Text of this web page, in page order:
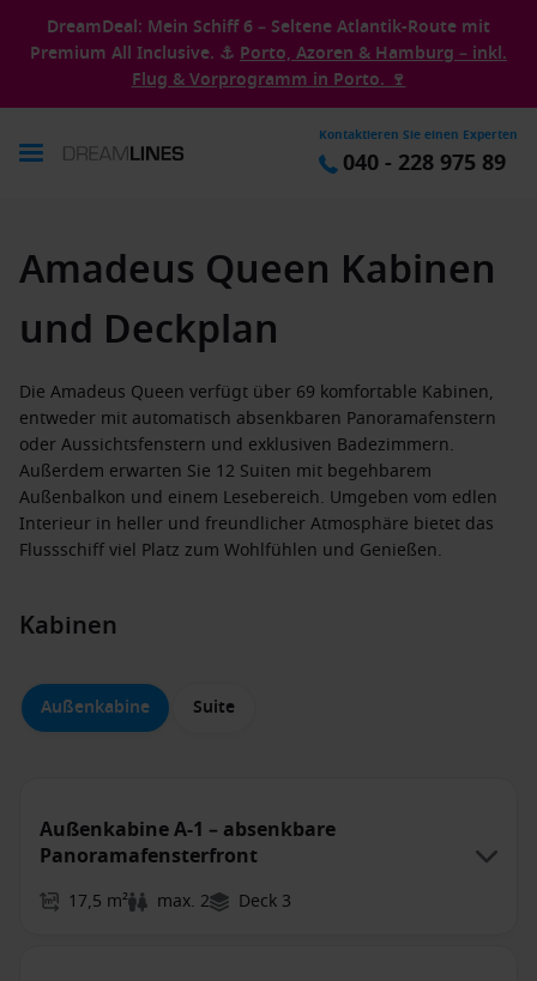
DreamDeal: Mein Schiff 6 – Seltene Atlantik-Route mit
Premium All Inclusive. ⚓ Porto, Azoren & Hamburg – inkl.
Flug & Vorprogramm in Porto. 🍷
Kontaktieren Sie einen Experten
040 - 228 975 89
Amadeus Queen Kabinen
und Deckplan
Die Amadeus Queen verfügt über 69 komfortable Kabinen,
entweder mit automatisch absenkbaren Panoramafenstern
oder Aussichtsfenstern und exklusiven Badezimmern.
Außerdem erwarten Sie 12 Suiten mit begehbarem
Außenbalkon und einem Lesebereich. Umgeben vom edlen
Interieur in heller und freundlicher Atmosphäre bietet das
Flussschiff viel Platz zum Wohlfühlen und Genießen.
Kabinen
Außenkabine Suite
Außenkabine A-1 – absenkbare
Panoramafensterfront
17,5 m² max. 2 Deck 3